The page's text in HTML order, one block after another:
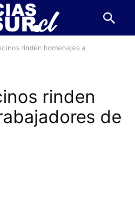
rinden homenajes a
rinden
de